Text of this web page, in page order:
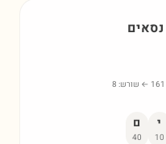
נסאים
161 ← שורש: 8
י
10
ם
40